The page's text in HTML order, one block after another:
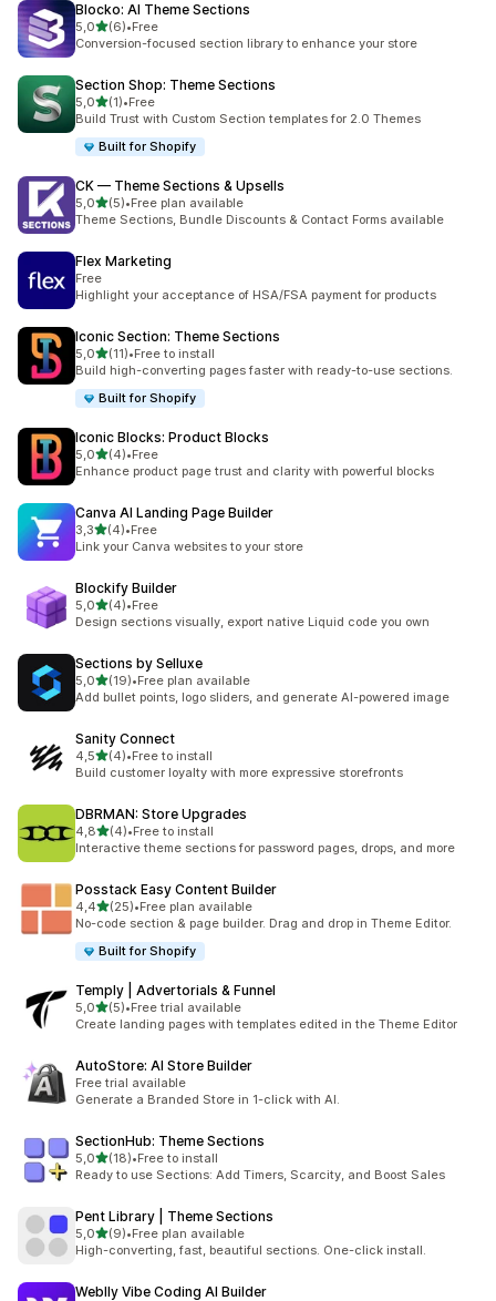
Blocko: AI Theme Sections
5,0z 5 hvězd
(6)
Celkový počet recenzí: 6
•Free
Conversion-focused section library to enhance your store
Section Shop: Theme Sections
5,0z 5 hvězd
(1)
Celkový počet recenzí: 1
•Free
Build Trust with Custom Section templates for 2.0 Themes
Built for Shopify
CK — Theme Sections & Upsells
5,0z 5 hvězd
(5)
Celkový počet recenzí: 5
•Free plan available
Theme Sections, Bundle Discounts & Contact Forms available
Flex Marketing
Free
Highlight your acceptance of HSA/FSA payment for products
Iconic Section: Theme Sections
5,0z 5 hvězd
(11)
Celkový počet recenzí: 11
•Free to install
Build high-converting pages faster with ready-to-use sections.
Built for Shopify
Iconic Blocks: Product Blocks
5,0z 5 hvězd
(4)
Celkový počet recenzí: 4
•Free
Enhance product page trust and clarity with powerful blocks
Canva AI Landing Page Builder
3,3z 5 hvězd
(4)
Celkový počet recenzí: 4
•Free
Link your Canva websites to your store
Blockify Builder
5,0z 5 hvězd
(4)
Celkový počet recenzí: 4
•Free
Design sections visually, export native Liquid code you own
Sections by Selluxe
5,0z 5 hvězd
(19)
Celkový počet recenzí: 19
•Free plan available
Add bullet points, logo sliders, and generate AI-powered image
Sanity Connect
4,5z 5 hvězd
(4)
Celkový počet recenzí: 4
•Free to install
Build customer loyalty with more expressive storefronts
DBRMAN: Store Upgrades
4,8z 5 hvězd
(4)
Celkový počet recenzí: 4
•Free to install
Interactive theme sections for password pages, drops, and more
Posstack Easy Content Builder
4,4z 5 hvězd
(25)
Celkový počet recenzí: 25
•Free plan available
No-code section & page builder. Drag and drop in Theme Editor.
Built for Shopify
Temply | Advertorials & Funnel
5,0z 5 hvězd
(5)
Celkový počet recenzí: 5
•Free trial available
Create landing pages with templates edited in the Theme Editor
AutoStore: AI Store Builder
Free trial available
Generate a Branded Store in 1-click with AI.
SectionHub: Theme Sections
5,0z 5 hvězd
(18)
Celkový počet recenzí: 18
•Free to install
Ready to use Sections: Add Timers, Scarcity, and Boost Sales
Pent Library | Theme Sections
5,0z 5 hvězd
(9)
Celkový počet recenzí: 9
•Free plan available
High-converting, fast, beautiful sections. One-click install.
Weblly Vibe Coding AI Builder